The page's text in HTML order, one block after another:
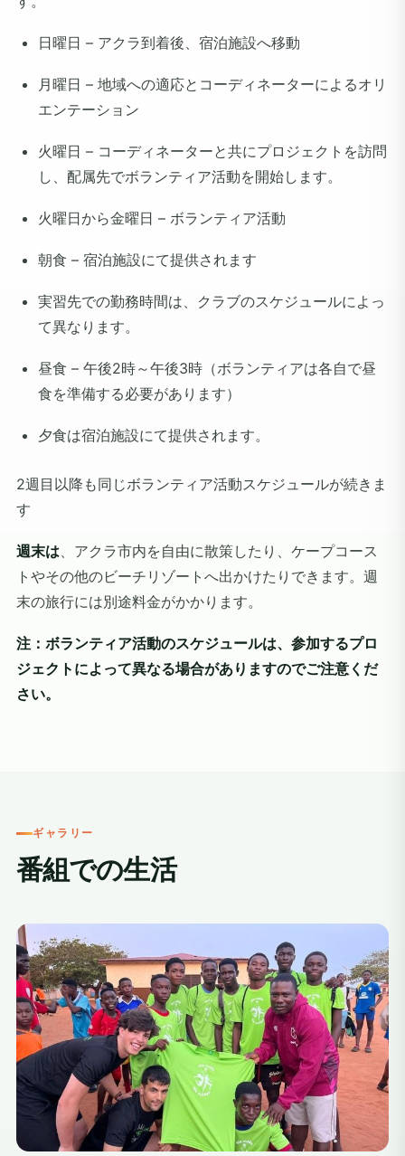
日曜日 – アクラ到着後、宿泊施設へ移動
月曜日 – 地域への適応とコーディネーターによるオリ
エンテーション
火曜日 – コーディネーターと共にプロジェクトを訪問
し、配属先でボランティア活動を開始します。
火曜日から金曜日 – ボランティア活動
朝食 – 宿泊施設にて提供されます
実習先での勤務時間は、クラブのスケジュールによっ
て異なります。
昼食 – 午後2時～午後3時（ボランティアは各自で昼
食を準備する必要があります）
夕食は宿泊施設にて提供されます。
2週目以降も同じボランティア活動スケジュールが続きま
す
週末は、アクラ市内を自由に散策したり、ケープコース
トやその他のビーチリゾートへ出かけたりできます。週
末の旅行には別途料金がかかります。
注：ボランティア活動のスケジュールは、参加するプロ
ジェクトによって異なる場合がありますのでご注意くだ
さい。
ギャラリー
番組での生活